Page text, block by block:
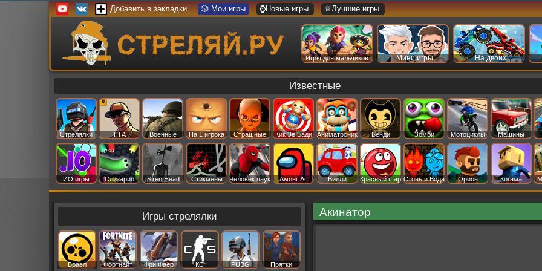
Добавить в закладки 🎲 Мои игры ⌚Новые игры ♕Лучшие игры
Игры для мальчиков Мини игры На двоих
Известные
Стрелялки ГТА Военные На 1 игрока Страшные Кик Зе Бади Аниматроник Бенди Зомби Мотоциклы Машины
ИО игры Слизарио Siren Head Стикмены Человек паук Амонг Ас Вилли Красный шар Огонь и Вода Орион Когама
Акинатор
Игры стрелялки
Бравл
Фортнайт Фри Фаер КС PUBG Прятки